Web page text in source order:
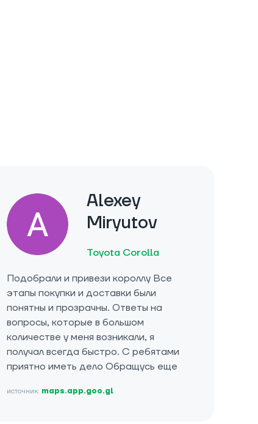
Alexey
Miryutov
Toyota Corolla
Подобрали и привези короллу Все
этапы покупки и доставки были
понятны и прозрачны. Ответы на
вопросы, которые в большом
количестве у меня возникали, я
получал всегда быстро. С ребятами
приятно иметь дело Обращусь еще
источник: maps.app.goo.gl